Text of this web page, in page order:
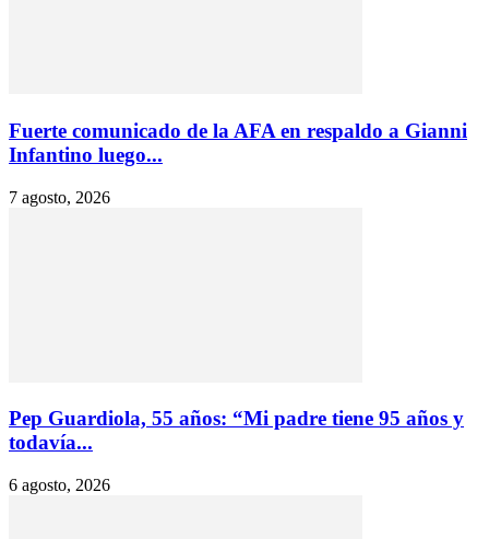
Fuerte comunicado de la AFA en respaldo a Gianni
Infantino luego...
7 agosto, 2026
Pep Guardiola, 55 años: “Mi padre tiene 95 años y
todavía...
6 agosto, 2026